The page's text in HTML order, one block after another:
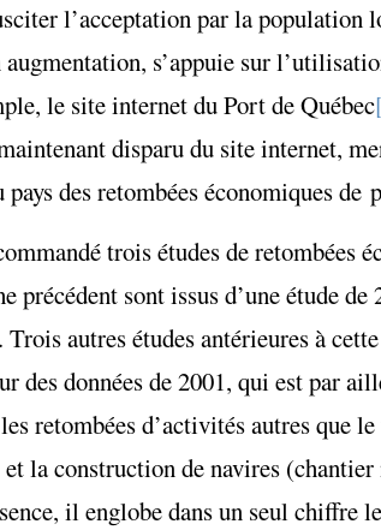
l’acceptation par la
s’appuie sur
le site internet du Port de Québec
disparu du site internet,
des retombées économiques
trois études de retombées
sont issus d’une étude de
autres études antérieures à
des données de 2001, qui est par
retombées d’activités autres que
et la construction de navires
il englobe dans un seul chiffre